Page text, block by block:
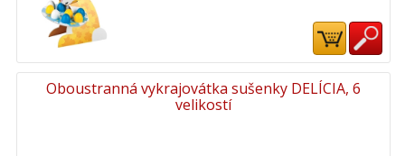
Oboustranná vykrajovátka sušenky DELÍCIA, 6
velikostí